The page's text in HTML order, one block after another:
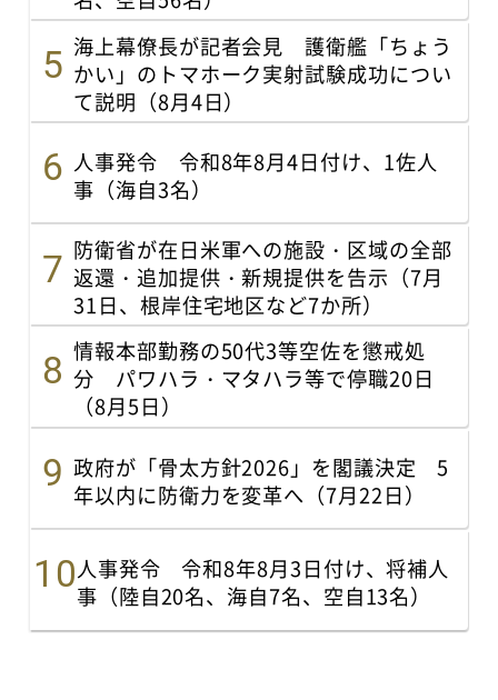
海上幕僚長が記者会見 護衛艦「ちょう
かい」のトマホーク実射試験成功につい
て説明（8月4日）
人事発令 令和8年8月4日付け、1佐人
事（海自3名）
防衛省が在日米軍への施設・区域の全部
返還・追加提供・新規提供を告示（7月
31日、根岸住宅地区など7か所）
情報本部勤務の50代3等空佐を懲戒処
分 パワハラ・マタハラ等で停職20日
（8月5日）
政府が「骨太方針2026」を閣議決定 5
年以内に防衛力を変革へ（7月22日）
人事発令 令和8年8月3日付け、将補人
事（陸自20名、海自7名、空自13名）